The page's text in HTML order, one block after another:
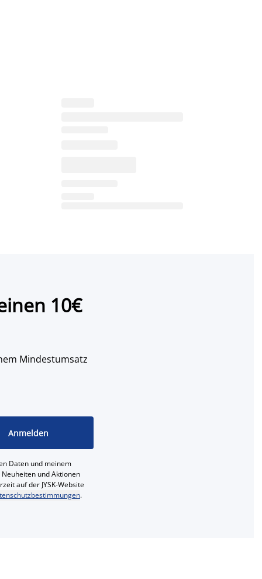
10€
Mindestumsatz
Anmelden
Daten und meinem
und Aktionen
auf der JYSK-Website
.